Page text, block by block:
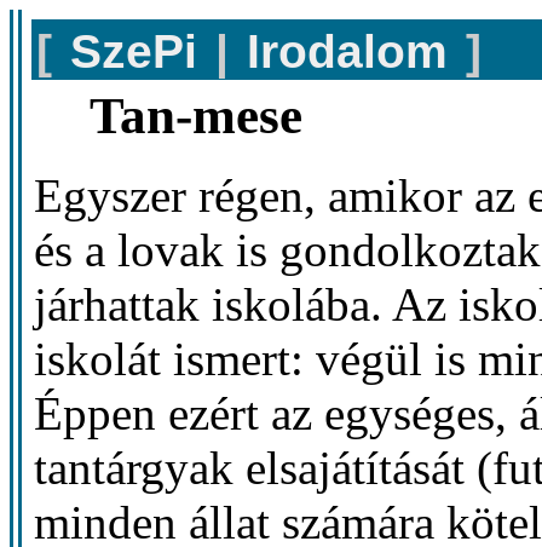
[ SzePi | Irodalom ]
Tan-mese
Egyszer régen, amikor az
és a lovak is
járhattak iskolába. Az
iskolát ismert: végül is
Éppen ezért az egységes,
tantárgyak elsajátítását
minden állat számára